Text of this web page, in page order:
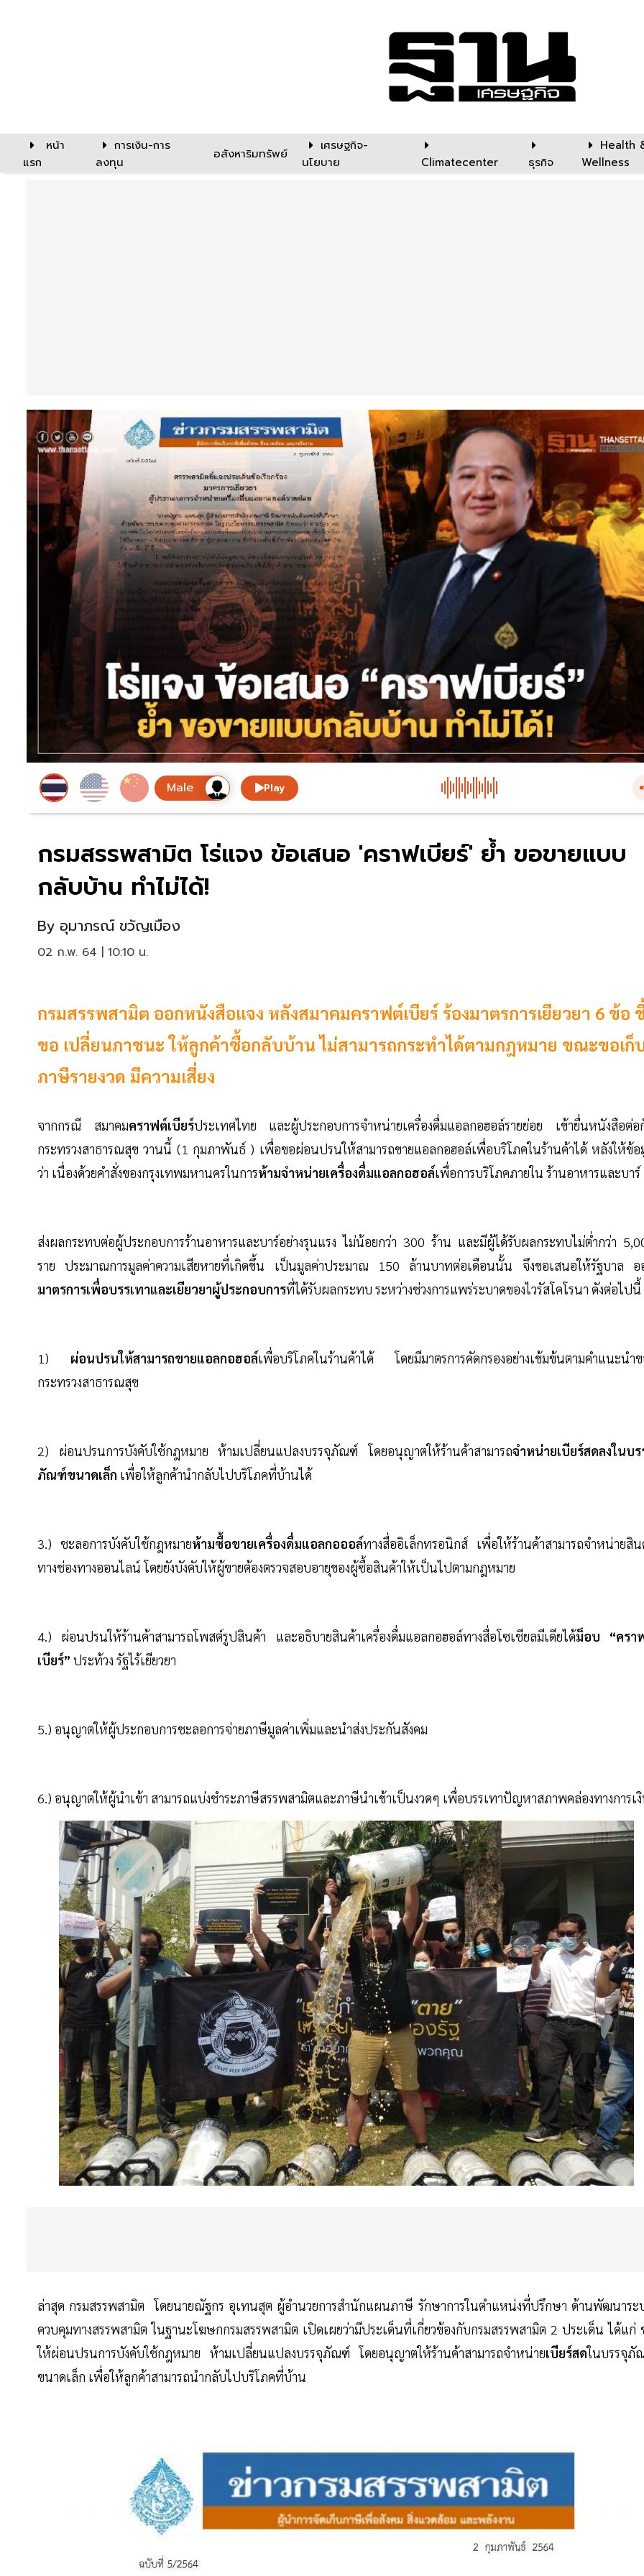
หน้า
แรก
การเงิน-การ
ลงทุน
อสังหาริมทรัพย์
เศรษฐกิจ-
นโยบาย
Climatecenter ธุรกิจ
Health
Wellness
Play
กรมสรรพสามิต โร่แจง ข้อเสนอ 'คราฟเบียร์' ย้ำ ขอขายแบบ
กลับบ้าน ทำไม่ได้!
By อุมาภรณ์ ขวัญเมือง
02 ก.พ. 64 | 10:10 น.
กรมสรรพสามิต ออกหนังสือแจง หลังสมาคมคราฟต์เบียร์ ร้องมาตรการเยียวยา 6 ข้อ
ขอ เปลี่ยนภาชนะ ให้ลูกค้าซื้อกลับบ้าน ไม่สามารถกระทำได้ตามกฎหมาย ขณะขอเก็
ภาษีรายงวด มีความเสี่ยง
จากกรณี สมาคมคราฟต์เบียร์ประเทศไทย และผู้ประกอบการจำหน่ายเครื่องดื่มแอลกอฮอล์รายย่อย เข้ายื่นหนังสือต่อ
กระทรวงสาธารณสุข วานนี้ (1 กุมภาพันธ์ ) เพื่อขอผ่อนปรนให้สามารถขายแอลกอฮอล์เพื่อบริโภคในร้านค้าได้ หลังให้ข้อ
ว่า เนื่องด้วยคำสั่งของกรุงเทพมหานครในการห้ามจำหน่ายเครื่องดื่มแอลกอฮอล์เพื่อการบริโภคภายใน ร้านอาหารและบาร์
ส่งผลกระทบต่อผู้ประกอบการร้านอาหารและบาร์อย่างรุนแรง ไม่น้อยกว่า 300 ร้าน และมีผู้ได้รับผลกระทบไม่ต่ำกว่า
ราย ประมาณการมูลค่าความเสียหายที่เกิดขึ้น เป็นมูลค่าประมาณ 150 ล้านบาทต่อเดือนนั้น จึงขอเสนอให้รัฐบาล อ
มาตรการเพื่อบรรเทาและเยียวยาผู้ประกอบการที่ได้รับผลกระทบ ระหว่างช่วงการแพร่ระบาดของไวรัสโคโรนา ดังต่อไปนี้
1) ผ่อนปรนให้สามารถขายแอลกอฮอล์เพื่อบริโภคในร้านค้าได้ โดยมีมาตรการคัดกรองอย่างเข้มข้นตามคำแนะนำข
กระทรวงสาธารณสุข
2) ผ่อนปรนการบังคับใช้กฎหมาย ห้ามเปลี่ยนแปลงบรรจุภัณฑ์ โดยอนุญาตให้ร้านค้าสามารถจำหน่ายเบียร์สดลงในบร
ภัณฑ์ขนาดเล็ก เพื่อให้ลูกค้านำกลับไปบริโภคที่บ้านได้
3.) ชะลอการบังคับใช้กฎหมายห้ามซื้อขายเครื่องดื่มแอลกอออล์ทางสื่ออิเล็กทรอนิกส์ เพื่อให้ร้านค้าสามารถจำหน่ายสิน
ทางช่องทางออนไลน์ โดยยังบังคับให้ผู้ขายต้องตรวจสอบอายุของผู้ซื้อสินค้าให้เป็นไปตามกฎหมาย
4.) ผ่อนปรนให้ร้านค้าสามารถโพสต์รูปสินค้า และอธิบายสินค้าเครื่องดื่มแอลกอฮอล์ทางสื่อโซเชียลมีเดียได้ม็อบ “ครา
เบียร์” ประท้วง รัฐไร้เยียวยา
5.) อนุญาตให้ผู้ประกอบการชะลอการจ่ายภาษีมูลค่าเพิ่มและนำส่งประกันสังคม
6.) อนุญาตให้ผู้นำเข้า สามารถแบ่งชำระภาษีสรรพสามิตและภาษีนำเข้าเป็นงวดๆ เพื่อบรรเทาปัญหาสภาพคล่องทางการเ
ล่าสุด กรมสรรพสามิต โดยนายณัฐกร อุเทนสุต ผู้อำนวยการสำนักแผนภาษี รักษาการในตำแหน่งที่ปรึกษา ด้านพัฒนาระ
ควบคุมทางสรรพสามิต ในฐานะโฆษกกรมสรรพสามิต เปิดเผยว่ามีประเด็นที่เกี่ยวข้องกับกรมสรรพสามิต 2 ประเด็น ได้แก่
ให้ผ่อนปรนการบังคับใช้กฎหมาย ห้ามเปลี่ยนแปลงบรรจุภัณฑ์ โดยอนุญาตให้ร้านค้าสามารถจำหน่ายเบียร์สดในบรรจุภั
ขนาดเล็ก เพื่อให้ลูกค้าสามารถนำกลับไปบริโภคที่บ้าน